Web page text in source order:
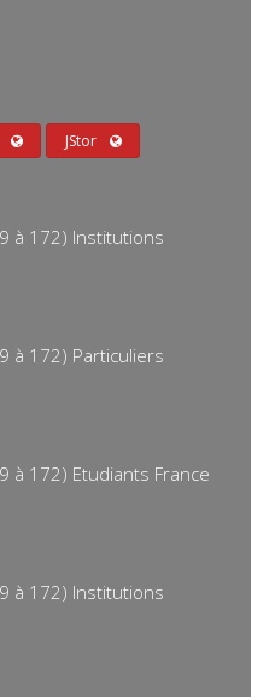
JStor
à 172) Institutions
à 172) Particuliers
à 172) Etudiants France
à 172) Institutions